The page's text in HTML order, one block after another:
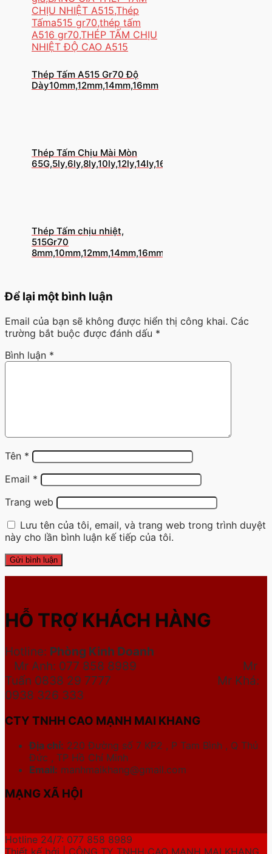
Thép Tấm A515 Gr70 Độ
Dày10mm,12mm,14mm,16mm
Thép Tấm Chịu Mài Mòn
65G,5ly,6ly,8ly,10ly,12ly,14ly,16ly,18ly,20ly
Thép Tấm chịu nhiệt,
515Gr70
8mm,10mm,12mm,14mm,16mm,18ly,20ly
Để lại một bình luận
Email của bạn sẽ không được hiển thị công khai. Các
trường bắt buộc được đánh dấu *
Bình luận *
Tên *
Email *
Trang web
Lưu tên của tôi, email, và trang web trong trình duyệt
này cho lần bình luận kế tiếp của tôi.
HỖ TRỢ KHÁCH HÀNG
Hotline: Phòng Kinh Doanh
Mr Anh: 077 858 8989 Mr
Tuấn 0838 29 7777 Mr Khá:
0938 326 333
CTY TNHH CAO MẠNH MAI KHANG
Địa chỉ: 220 Đường số 7 KP2 , P Tam Bình , Q Thủ
Đức , TP Hồ Chí Minh
Email: manhmaikhang@gmail.com
MẠNG XÃ HỘI
Hotline 24/7: 077 858 8989